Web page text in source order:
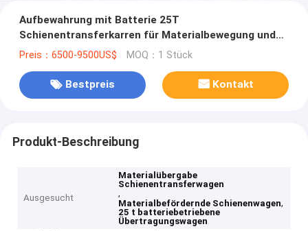
Aufbewahrung mit Batterie 25T
Schienentransferkarren für Materialbewegung und
Handhabung
Preis：6500-9500US$ MOQ：1 Stück
Bestpreis Kontakt
Produkt-Beschreibung
Ausgesucht
Materialübergabe
Schienentransferwagen
,
Materialbefördernde Schienenwagen,
25 t batteriebetriebene
Übertragungswagen